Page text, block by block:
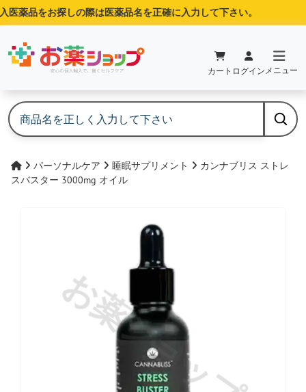
薬品をお探しの際は医薬品名を正確に入力して下さい。
カート ログイン メニュー
パーソナルケア 睡眠サプリメント
カンナブリス ストレ
スバスター 3000mg オイル
お薬ショップ